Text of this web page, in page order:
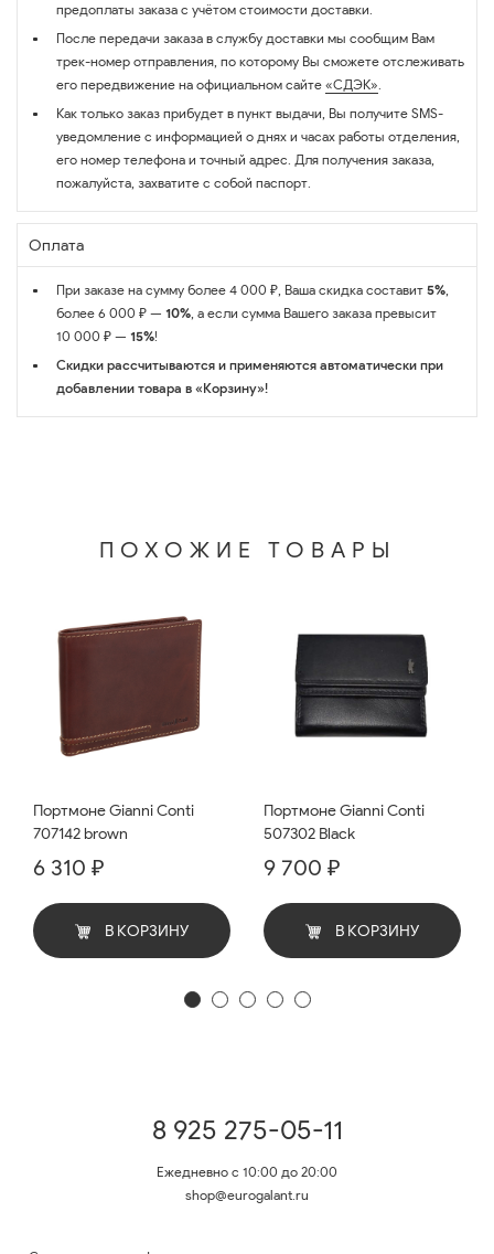
предоплаты заказа с учётом стоимости доставки.
После передачи заказа в службу доставки мы сообщим Вам
трек-номер отправления, по которому Вы сможете отслеживать
его передвижение на официальном сайте «СДЭК».
Как только заказ прибудет в пункт выдачи, Вы получите SMS-
уведомление с информацией о днях и часах работы отделения,
его номер телефона и точный адрес. Для получения заказа,
пожалуйста, захватите с собой паспорт.
Оплата
При заказе на сумму более 4 000 ₽, Ваша скидка составит 5%,
более 6 000 ₽ — 10%, а если сумма Вашего заказа превысит
10 000 ₽ — 15%!
Скидки рассчитываются и применяются автоматически при
добавлении товара в «Корзину»!
ПОХОЖИЕ ТОВАРЫ
Портмоне Gianni Conti
707142 brown
6 310 ₽
В КОРЗИНУ
Портмоне Gianni Conti
507302 Black
9 700 ₽
В КОРЗИНУ
8 925 275-05-11
Ежедневно с 10:00 до 20:00
shop@eurogalant.ru